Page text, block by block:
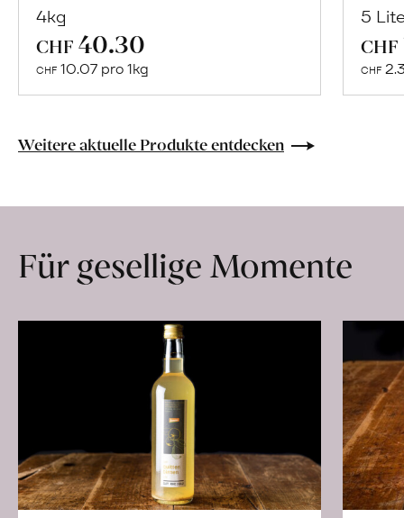
4kg
CHF 40.30
CHF 10.07 pro 1kg
Bio-
erfahren
5
CHF
CHF
Weitere aktuelle Produkte entdecken
Für gesellige Momente